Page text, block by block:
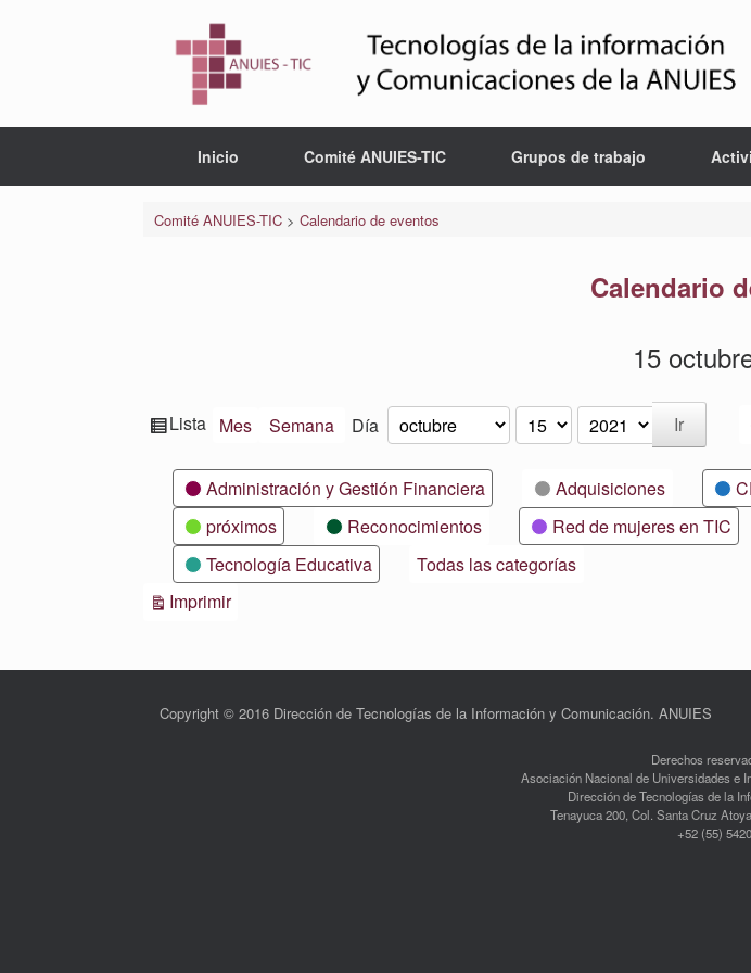
Inicio Comité ANUIES-TIC Grupos de trabajo
Comité ANUIES-TIC> Calendario de eventos
Calendario
15
Ver
Lista Mes Semana Día Mes
Día
Año
CategoríasAdministración y Gestión Financiera Adquisiciones
próximos
Reconocimientos Red de mujeres en TIC
Tecnología Educativa
Todas las categorías
ImprimirVistas
Copyright © 2016 Dirección de Tecnologías de la Información y Comunicación. ANUIES
Derechos
Asociación Nacional de Universidades e
Dirección de Tecnologías de la
Tenayuca 200, Col. Santa Cruz
+52 (55)